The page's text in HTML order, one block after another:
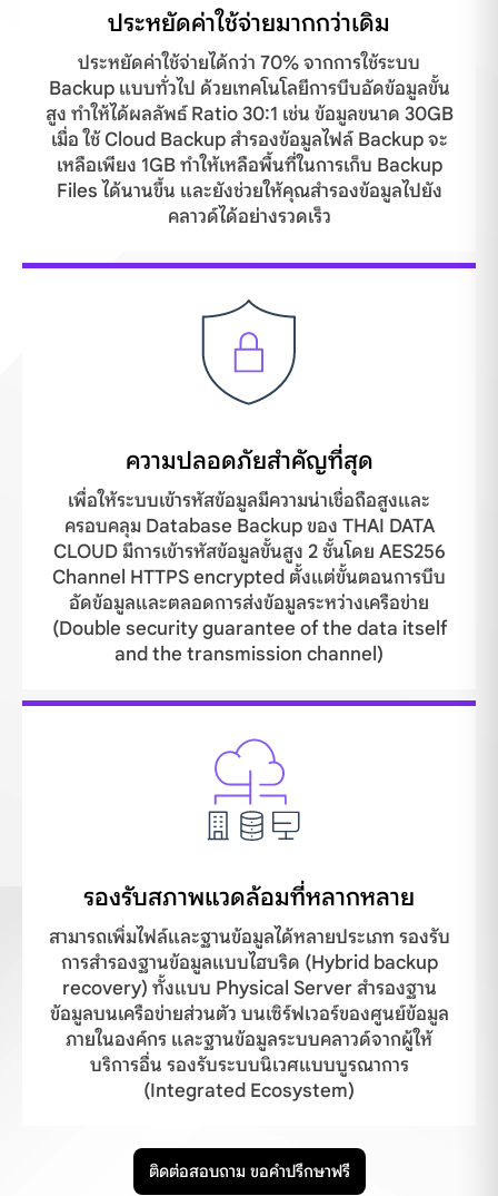
ประหยัดค่าใช้จ่ายมากกว่าเดิม
ประหยัดค่าใช้จ่ายได้กว่า 70% จากการใช้ระบบ
Backup แบบทั่วไป ด้วยเทคโนโลยีการบีบอัดข้อมูลขั้น
สูง ทำให้ได้ผลลัพธ์ Ratio 30:1 เช่น ข้อมูลขนาด 30GB
เมื่อ ใช้ Cloud Backup สำรองข้อมูลไฟล์ Backup จะ
เหลือเพียง 1GB ทำให้เหลือพื้นที่ในการเก็บ Backup
Files ได้นานขึ้น และยังช่วยให้คุณสำรองข้อมูลไปยัง
คลาวด์ได้อย่างรวดเร็ว
ความปลอดภัยสำคัญที่สุด
เพื่อให้ระบบเข้ารหัสข้อมูลมีความน่าเชื่อถือสูงและ
ครอบคลุม Database Backup ของ THAI DATA
CLOUD มีการเข้ารหัสข้อมูลขั้นสูง 2 ชั้นโดย AES256
Channel HTTPS encrypted ตั้งแต่ขั้นตอนการบีบ
อัดข้อมูลและตลอดการส่งข้อมูลระหว่างเครือข่าย
(Double security guarantee of the data itself
and the transmission channel)
รองรับสภาพแวดล้อมที่หลากหลาย
สามารถเพิ่มไฟล์และฐานข้อมูลได้หลายประเภท รองรับ
การสำรองฐานข้อมูลแบบไฮบริด (Hybrid backup
recovery) ทั้งแบบ Physical Server สำรองฐาน
ข้อมูลบนเครือข่ายส่วนตัว บนเซิร์ฟเวอร์ของศูนย์ข้อมูล
ภายในองค์กร และฐานข้อมูลระบบคลาวด์จากผู้ให้
บริการอื่น รองรับระบบนิเวศแบบบูรณาการ
(Integrated Ecosystem)
ติดต่อสอบถาม ขอคำปรึกษาฟรี